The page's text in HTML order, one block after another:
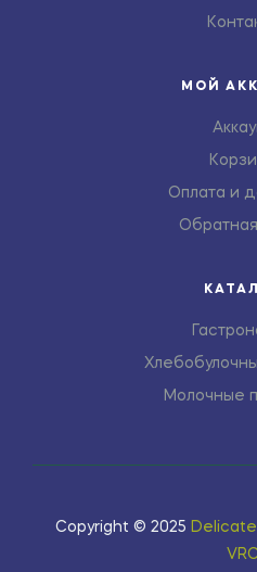
МОЙ
Оплата и
Молочные
Copyright © 2025
VRC